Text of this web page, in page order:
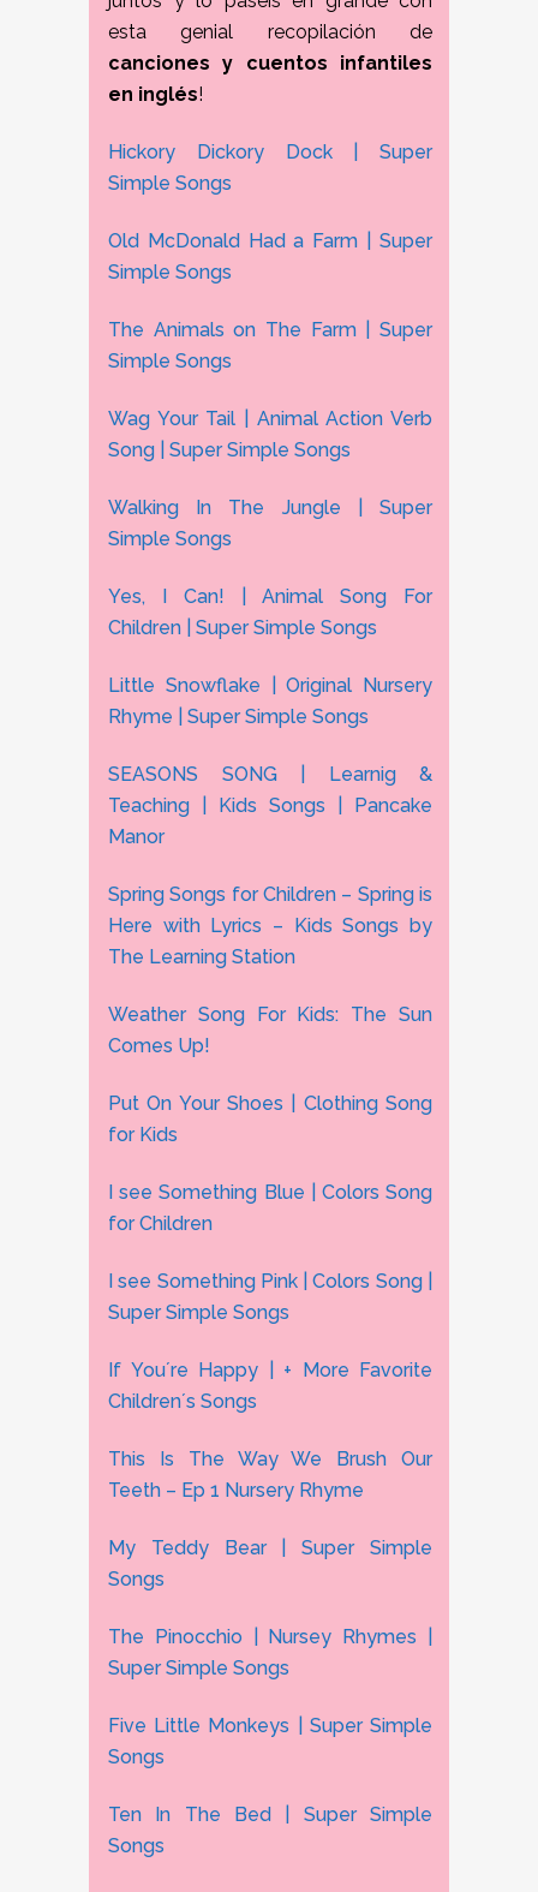
esta genial recopilación de
canciones y cuentos infantiles
en inglés!
Hickory Dickory Dock | Super
Simple Songs
Old McDonald Had a Farm | Super
Simple Songs
The Animals on The Farm | Super
Simple Songs
Wag Your Tail | Animal Action Verb
Song | Super Simple Songs
Walking In The Jungle | Super
Simple Songs
Yes, I Can! | Animal Song For
Children | Super Simple Songs
Little Snowflake | Original Nursery
Rhyme | Super Simple Songs
SEASONS SONG | Learnig &
Teaching | Kids Songs | Pancake
Manor
Spring Songs for Children – Spring is
Here with Lyrics – Kids Songs by
The Learning Station
Weather Song For Kids: The Sun
Comes Up!
Put On Your Shoes | Clothing Song
for Kids
I see Something Blue | Colors Song
for Children
I see Something Pink | Colors Song |
Super Simple Songs
If You´re Happy | + More Favorite
Children´s Songs
This Is The Way We Brush Our
Teeth – Ep 1 Nursery Rhyme
My Teddy Bear | Super Simple
Songs
The Pinocchio | Nursey Rhymes |
Super Simple Songs
Five Little Monkeys | Super Simple
Songs
Ten In The Bed | Super Simple
Songs